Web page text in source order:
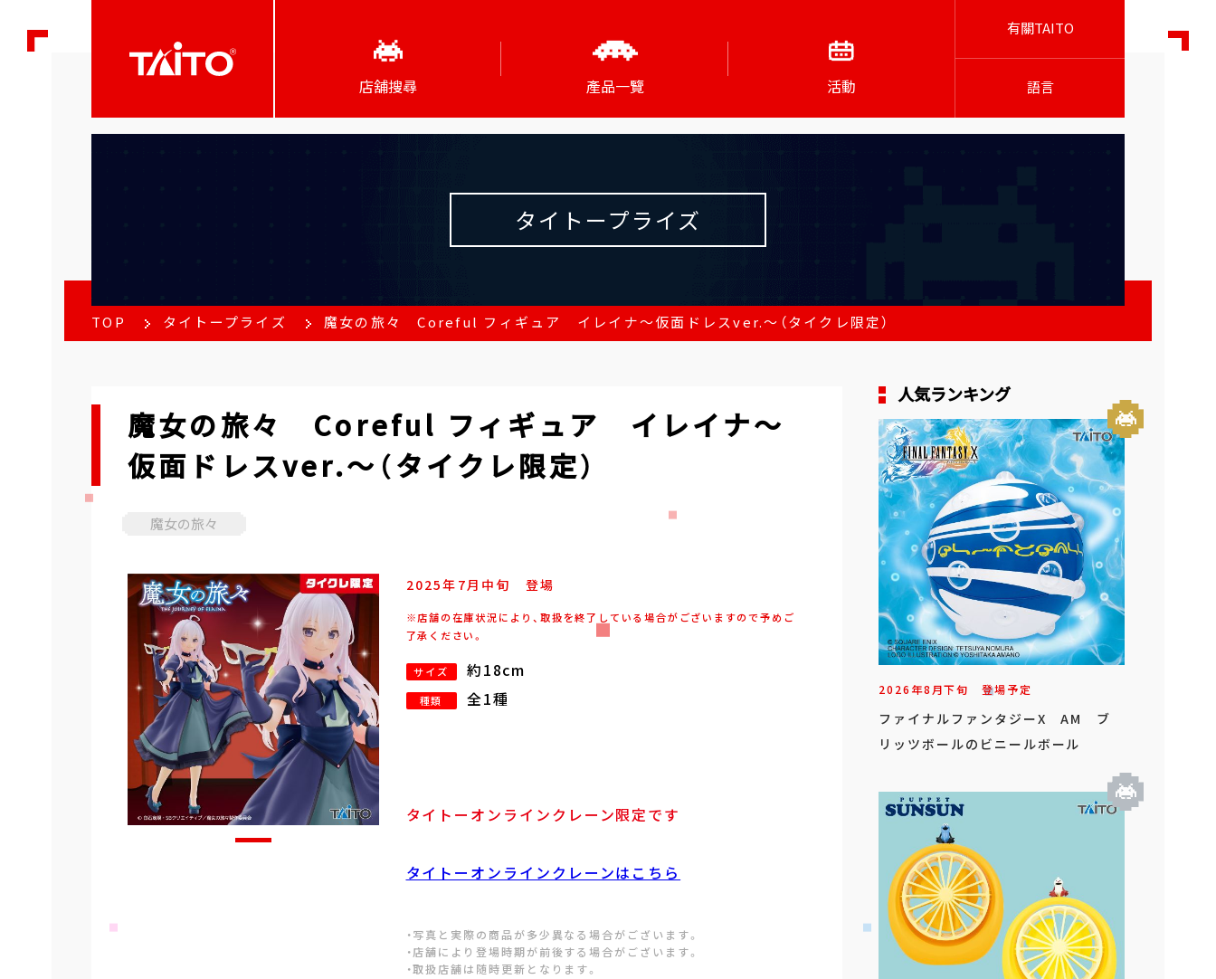
店舖搜尋 產品一覽 活動
有關TAITO
語言
タイトープライズ
TOP タイトープライズ 魔女の旅々 Coreful フィギュア イレイナ～仮面ドレスver.～（タイクレ限定）
魔女の旅々 Coreful フィギュア イレイナ～
仮面ドレスver.～（タイクレ限定）
魔女の旅々
2025年 7月 中旬 登場
※店舗の在庫状況により、取扱を終了している場合がございますので予めご
了承ください。
サイズ 約18cm
種類 全1種
タイトーオンラインクレーン限定です
タイトーオンラインクレーンはこちら
・写真と実際の商品が多少異なる場合がございます。
・店舗により登場時期が前後する場合がございます。
・取扱店舗は随時更新となります。
人気ランキング
2026年8月下旬 登場予定
ファイナルファンタジーX AM ブ
リッツボールのビニールボール